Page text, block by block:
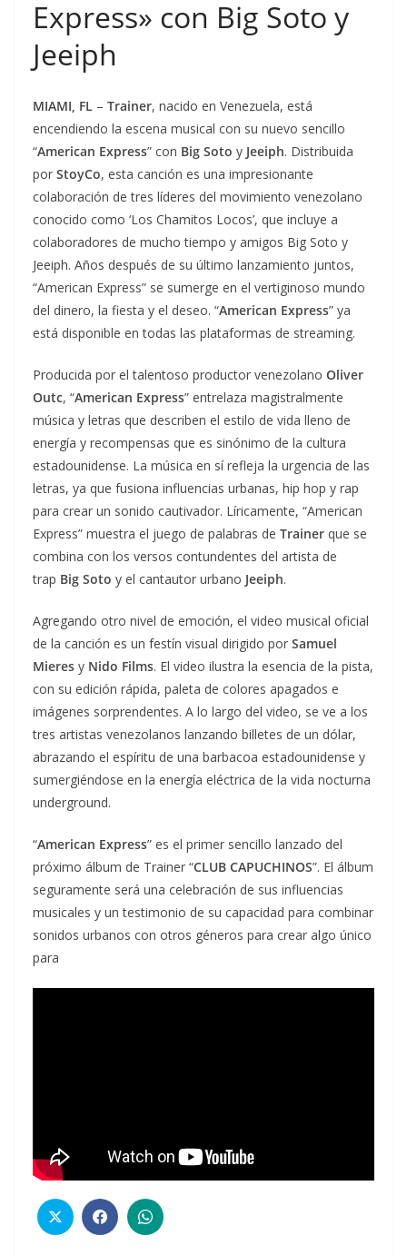
Express» con Big Soto y
Jeeiph
MIAMI, FL – Trainer, nacido en Venezuela, está
encendiendo la escena musical con su nuevo sencillo
“American Express” con Big Soto y Jeeiph. Distribuida
por StoyCo, esta canción es una impresionante
colaboración de tres líderes del movimiento venezolano
conocido como ‘Los Chamitos Locos’, que incluye a
colaboradores de mucho tiempo y amigos Big Soto y
Jeeiph. Años después de su último lanzamiento juntos,
“American Express” se sumerge en el vertiginoso mundo
del dinero, la fiesta y el deseo. “American Express” ya
está disponible en todas las plataformas de streaming.
Producida por el talentoso productor venezolano Oliver
Outc, “American Express” entrelaza magistralmente
música y letras que describen el estilo de vida lleno de
energía y recompensas que es sinónimo de la cultura
estadounidense. La música en sí refleja la urgencia de las
letras, ya que fusiona influencias urbanas, hip hop y rap
para crear un sonido cautivador. Líricamente, “American
Express” muestra el juego de palabras de Trainer que se
combina con los versos contundentes del artista de
trap Big Soto y el cantautor urbano Jeeiph.
Agregando otro nivel de emoción, el video musical oficial
de la canción es un festín visual dirigido por Samuel
Mieres y Nido Films. El video ilustra la esencia de la pista,
con su edición rápida, paleta de colores apagados e
imágenes sorprendentes. A lo largo del video, se ve a los
tres artistas venezolanos lanzando billetes de un dólar,
abrazando el espíritu de una barbacoa estadounidense y
sumergiéndose en la energía eléctrica de la vida nocturna
underground.
“American Express” es el primer sencillo lanzado del
próximo álbum de Trainer “CLUB CAPUCHINOS”. El álbum
seguramente será una celebración de sus influencias
musicales y un testimonio de su capacidad para combinar
sonidos urbanos con otros géneros para crear algo único
para